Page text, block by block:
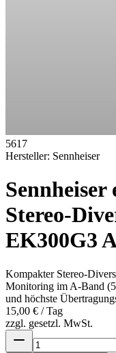
5617
Hersteller: Sennheiser
Stereo-
EK300G3
Kompakter Stereo-
Monitoring im A-Band
und höchste
15,00 € / Tag
zzgl. gesetzl. MwSt.